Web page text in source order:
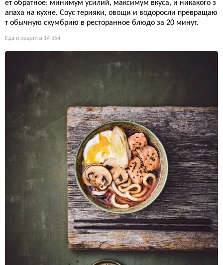
ет обратное: минимум усилий, максимум вкуса, и никакого з
апаха на кухне. Соус терияки, овощи и водоросли превращаю
т обычную скумбрию в ресторанное блюдо за 20 минут.
Еда и рецепты 14 354